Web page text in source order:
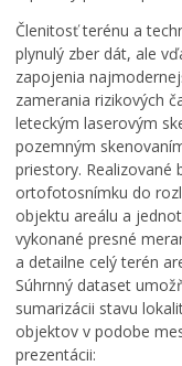
Členitosť terénu a
plynulý zber dát, ale
zapojenia
zamerania rizikových
leteckým laserovým
pozemným
priestory. Realizované
ortofotosnímku do
objektu areálu a
vykonané presné
a detailne celý terén
Súhrnný dataset
sumarizácii stavu
objektov v podobe
prezentácii: